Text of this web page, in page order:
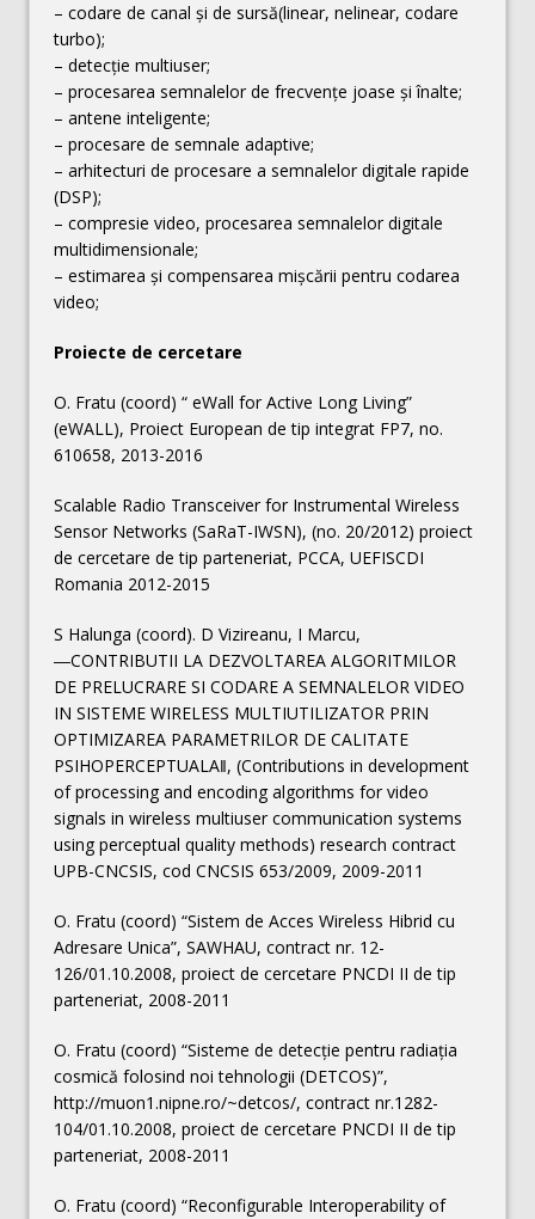
– codare de canal și de sursă(linear, nelinear, codare
turbo);
– detecție multiuser;
– procesarea semnalelor de frecvențe joase și înalte;
– antene inteligente;
– procesare de semnale adaptive;
– arhitecturi de procesare a semnalelor digitale rapide
(DSP);
– compresie video, procesarea semnalelor digitale
multidimensionale;
– estimarea și compensarea mișcării pentru codarea
video;
Proiecte de cercetare
O. Fratu (coord) “ eWall for Active Long Living”
(eWALL), Proiect European de tip integrat FP7, no.
610658, 2013-2016
Scalable Radio Transceiver for Instrumental Wireless
Sensor Networks (SaRaT-IWSN), (no. 20/2012) proiect
de cercetare de tip parteneriat, PCCA, UEFISCDI
Romania 2012-2015
S Halunga (coord). D Vizireanu, I Marcu,
―CONTRIBUTII LA DEZVOLTAREA ALGORITMILOR
DE PRELUCRARE SI CODARE A SEMNALELOR VIDEO
IN SISTEME WIRELESS MULTIUTILIZATOR PRIN
OPTIMIZAREA PARAMETRILOR DE CALITATE
PSIHOPERCEPTUALA‖, (Contributions in development
of processing and encoding algorithms for video
signals in wireless multiuser communication systems
using perceptual quality methods) research contract
UPB-CNCSIS, cod CNCSIS 653/2009, 2009-2011
O. Fratu (coord) “Sistem de Acces Wireless Hibrid cu
Adresare Unica”, SAWHAU, contract nr. 12-
126/01.10.2008, proiect de cercetare PNCDI II de tip
parteneriat, 2008-2011
O. Fratu (coord) “Sisteme de detecţie pentru radiaţia
cosmică folosind noi tehnologii (DETCOS)”,
http://muon1.nipne.ro/~detcos/, contract nr.1282-
104/01.10.2008, proiect de cercetare PNCDI II de tip
parteneriat, 2008-2011
O. Fratu (coord) “Reconfigurable Interoperability of